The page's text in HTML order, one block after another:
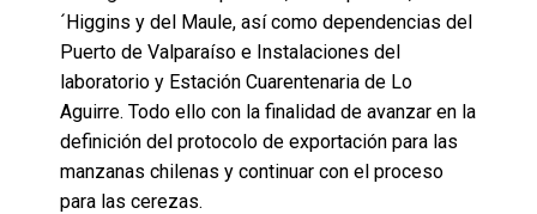
´Higgins y del Maule, así como dependencias del
Puerto de Valparaíso e Instalaciones del
laboratorio y Estación Cuarentenaria de Lo
Aguirre. Todo ello con la finalidad de avanzar en la
definición del protocolo de exportación para las
manzanas chilenas y continuar con el proceso
para las cerezas.